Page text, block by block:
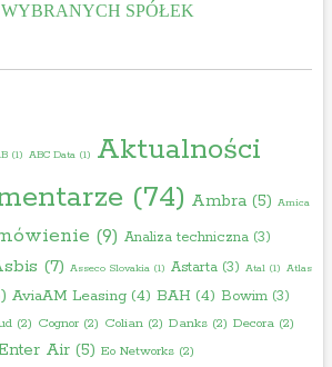
SPÓŁEK
(1) ABC Data(1) Aktualności
(74) Ambra(5) Amica
(9) Analiza techniczna(3)
(7) Asseco Slovakia(1) Astarta(3) Atal(1) Atlas
AviaAM Leasing(4) BAH (4) Bowim(3)
(2) Cognor(2) Colian(2) Danks(2) Decora(2)
Air(5) Eo Networks(2)